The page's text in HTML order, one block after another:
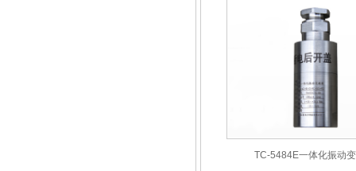
TC-5484E一体化振动